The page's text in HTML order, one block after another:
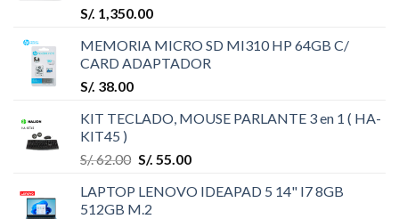
S/. 1,350.00
MEMORIA MICRO SD MI310 HP 64GB C/
CARD ADAPTADOR
S/. 38.00
KIT TECLADO, MOUSE PARLANTE 3 en 1 ( HA-
KIT45 )
S/.62.00 S/. 55.00
LAPTOP LENOVO IDEAPAD 5 14" I7 8GB
512GB M.2